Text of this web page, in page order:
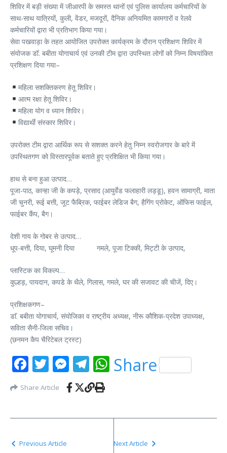
शिविर में बड़ी संख्या में जीआरपी के समस्त थानों एवं पुलिस कार्यालय कर्मचारियों के
साथ-साथ यात्रियों, कुली, वेंडर, मजदूरों, दैनिक अनियमित कामगारों व रेलवे
कर्मचारियों द्वारा भी प्रतिभाग किया गया।
सेवा पखवाड़ा के तहत आयोजित उपरोक्त कार्यक्रम के दौरान प्रशिक्षण शिविर में
संयोजक डॉ. बबीता योगाचार्य एवं उनकी टीम द्वारा उपस्थित लोगों को निम्न विषयांकित
प्रशिक्षण दिया गया–
महिला सशक्तिकरण हेतू शिविर।
आत्म रक्षा हेतू शिविर।
महिला योग व ध्यान शिविर।
विद्यार्थी संस्कार शिविर।
उपरोक्त टीम द्वारा आर्थिक रूप से सशक्त करने हेतु निम्न स्वरोजगार के बारे में
उपस्थितगण को विस्तारपूर्वक बताते हुए प्रशिक्षित भी किया गया।
हाथ से बना हुआ उत्पाद…
पूजा-पाठ, कान्हा जी के कपड़े, प्रसाद (आयुर्वेड फलाहारी लड्डू), हवन सामाग्री, माता
जी चुनरी, रूई बत्ती, जूट फैब्रिक, फाईबर लेडिज बैग, हैगिंग प्रोकेट, ऑफिस फाईल,
फाईबर कैंप, बैग।
देशी गाय के गोबर से उत्पाद…
धूप-बत्ती, दिया, घूमनी दिया गमले, पूजा टिक्की, मिट्टी के उत्पाद,
प्लास्टिक का विकल्प…
कुल्हड़, पायदान, कपडे के थैले, गिलास, गमले, घर की सजावट की चीजें, दिए।
प्रशिक्षकगण–
डाॅ. बबीता योगाचार्य, संयोजिका व राष्ट्रीय अध्यक्ष, नीरू कौशिक-प्रदेश उपाध्यक्ष,
सविता सैनी-जिला सचिव।
(छनमन कैप चैरिटेबल ट्रस्ट)
Facebook
Twitter
Messenger
Telegram
WhatsApp
Share
Share Article
Previous Article Next Article